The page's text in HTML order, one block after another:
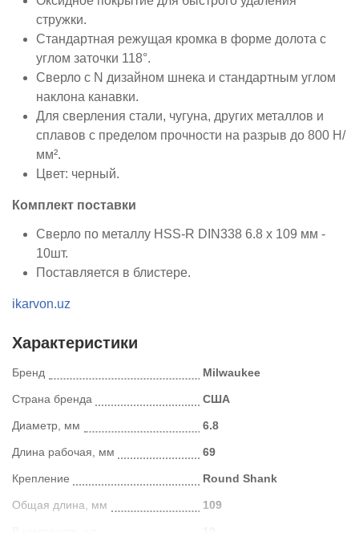
стружки.
Стандартная режущая кромка в форме долота с
углом заточки 118°.
Сверло с N дизайном шнека и стандартным углом
наклона канавки.
Для сверления стали, чугуна, других металлов и
сплавов с пределом прочности на разрыв до 800 Н/
мм².
Цвет: черный.
Комплект поставки
Сверло по металлу HSS-R DIN338 6.8 x 109 мм -
10шт.
Поставляется в блистере.
ikarvon.uz
Характеристики
Бренд Milwaukee
Страна бренда США
Диаметр, мм 6.8
Длина рабочая, мм 69
Крепление Round Shank
Общая длина, мм 109